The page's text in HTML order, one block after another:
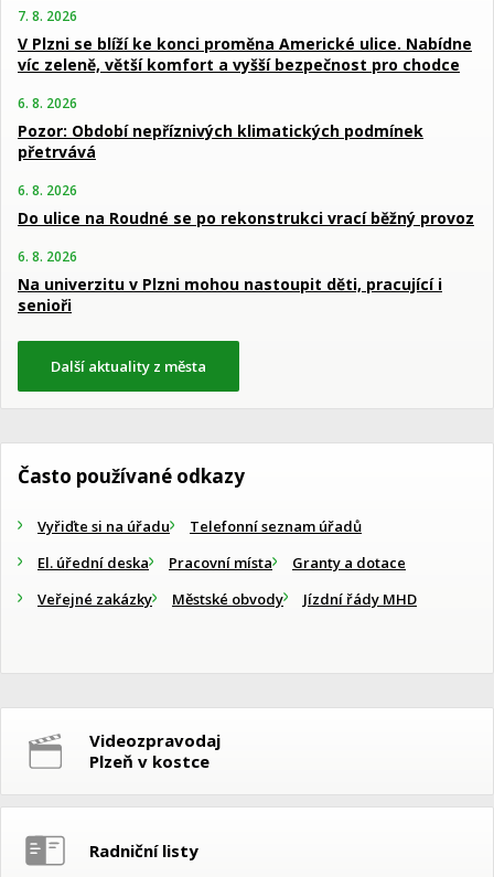
7. 8. 2026
V Plzni se blíží ke konci proměna Americké ulice. Nabídne
víc zeleně, větší komfort a vyšší bezpečnost pro chodce
6. 8. 2026
Pozor: Období nepříznivých klimatických podmínek
přetrvává
6. 8. 2026
Do ulice na Roudné se po rekonstrukci vrací běžný provoz
6. 8. 2026
Na univerzitu v Plzni mohou nastoupit děti, pracující i
senioři
Další aktuality z města
Často používané odkazy
Vyřiďte si na úřadu
Telefonní seznam úřadů
El. úřední deska
Pracovní místa
Granty a dotace
Veřejné zakázky
Městské obvody Jízdní řády MHD
Videozpravodaj
Plzeň v kostce
Radniční listy